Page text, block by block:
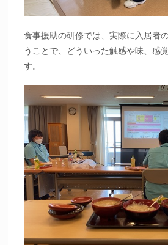
食事援助の研修では、実際に入居者
うことで、どういった触感や味、感
す。